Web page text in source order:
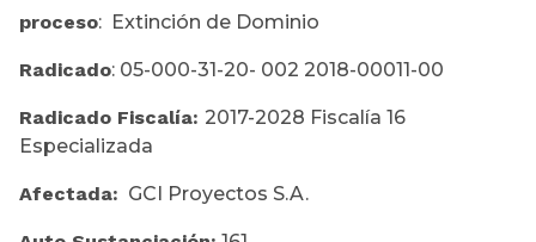
proceso: Extinción de Dominio
Radicado: 05-000-31-20- 002 2018-00011-00
Radicado Fiscalía: 2017-2028 Fiscalía 16
Especializada
Afectada: GCI Proyectos S.A.